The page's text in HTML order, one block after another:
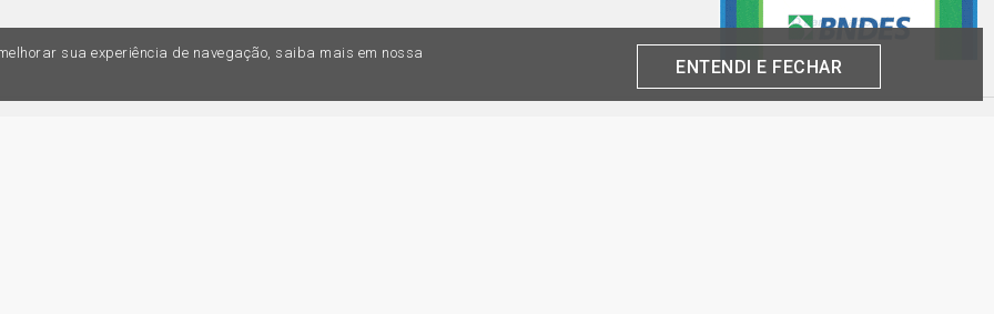
sua experiência de navegação, saiba mais em nossa
ENTENDI E FECHAR